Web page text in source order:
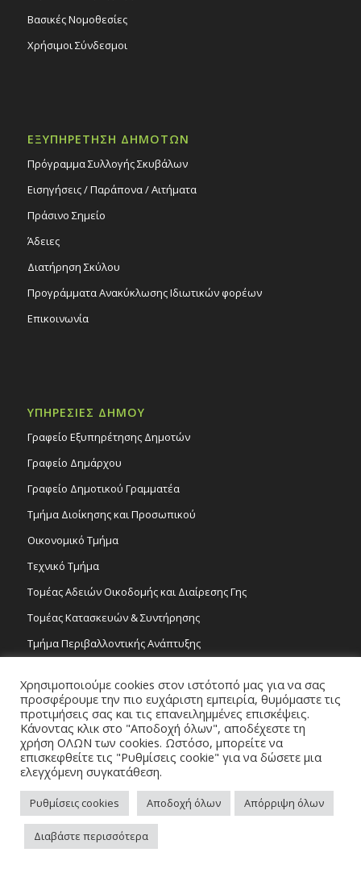
Βασικές Νομοθεσίες
Χρήσιμοι Σύνδεσμοι
ΕΞΥΠΗΡΕΤΗΣΗ ΔΗΜΟΤΩΝ
Πρόγραμμα Συλλογής Σκυβάλων
Εισηγήσεις / Παράπονα / Αιτήματα
Πράσινο Σημείο
Άδειες
Διατήρηση Σκύλου
Προγράμματα Ανακύκλωσης Ιδιωτικών φορέων
Επικοινωνία
ΥΠΗΡΕΣΙΕΣ ΔΗΜΟΥ
Γραφείο Εξυπηρέτησης Δημοτών
Γραφείο Δημάρχου
Γραφείο Δημοτικού Γραμματέα
Τμήμα Διοίκησης και Προσωπικού
Οικονομικό Τμήμα
Τεχνικό Τμήμα
Τομέας Αδειών Οικοδομής και Διαίρεσης Γης
Τομέας Κατασκευών & Συντήρησης
Τμήμα Περιβαλλοντικής Ανάπτυξης
Τομέας Γραμμάτων και Τεχνών
Τροχονομία
Copyright 2026 © Δήμος Στροβόλου, All Rights Reserved. / Powered by
NETinfo Plc
Χρησιμοποιούμε cookies στον ιστότοπό μας για να σας
προσφέρουμε την πιο ευχάριστη εμπειρία, θυμόμαστε τις
προτιμήσεις σας και τις επανειλημμένες επισκέψεις.
Κάνοντας κλικ στο "Αποδοχή όλων", αποδέχεστε τη
χρήση ΟΛΩΝ των cookies. Ωστόσο, μπορείτε να
επισκεφθείτε τις "Ρυθμίσεις cookie" για να δώσετε μια
ελεγχόμενη συγκατάθεση.
Ρυθμίσεις cookies Αποδοχή όλων Απόρριψη όλων
Διαβάστε περισσότερα